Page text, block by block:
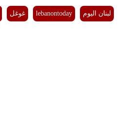
لبنان اليوم lebanontoday غوغل